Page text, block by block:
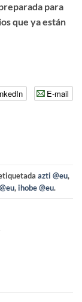
para
que ya están
E-mail
azti @eu,
,ihobe @eu.